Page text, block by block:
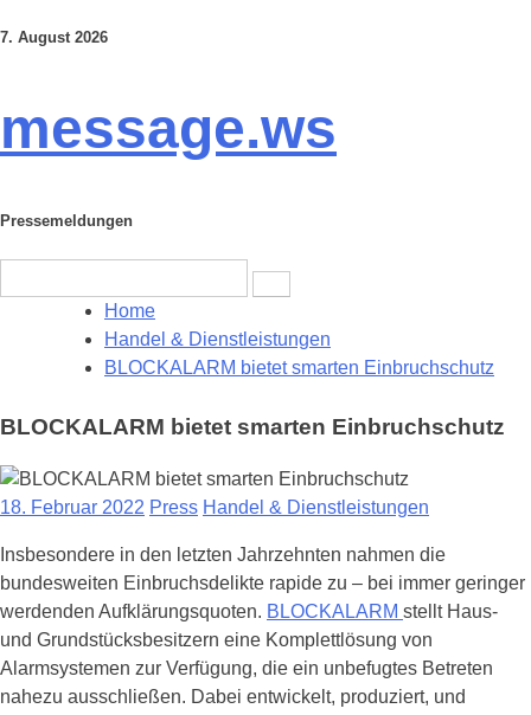
Skip
7. August 2026
message.ws
Pressemeldungen
for:
Home
Handel & Dienstleistungen
BLOCKALARM bietet smarten Einbruchschutz
BLOCKALARM bietet smarten Einbruchschutz
18. Februar 2022 Press Handel & Dienstleistungen
Insbesondere in den letzten Jahrzehnten nahmen die
bundesweiten Einbruchsdelikte rapide zu – bei immer geringer
werdenden Aufklärungsquoten. BLOCKALARM stellt Haus-
und Grundstücksbesitzern eine Komplettlösung von
Alarmsystemen zur Verfügung, die ein unbefugtes Betreten
nahezu ausschließen. Dabei entwickelt, produziert, und